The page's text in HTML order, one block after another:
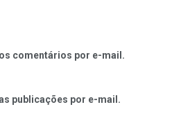
comentários por e-mail.
publicações por e-mail.